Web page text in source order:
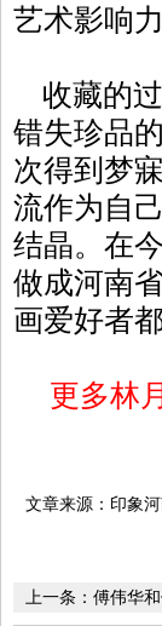
艺术影响
收藏的过
错失珍品
次得到梦
流作为自
结晶。在
做成河南
画爱好者
更多林月
文章来源：印象河
上一条： 傅伟华